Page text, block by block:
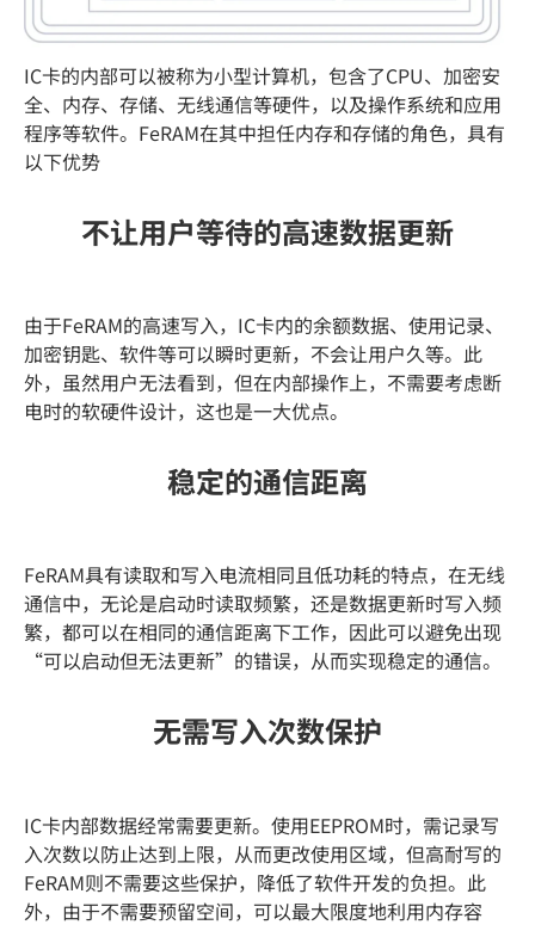
IC卡的内部可以被称为小型计算机，包含了CPU、加密安
全、内存、存储、无线通信等硬件，以及操作系统和应用
程序等软件。FeRAM在其中担任内存和存储的角色，具有
以下优势
不让用户等待的高速数据更新
由于FeRAM的高速写入，IC卡内的余额数据、使用记录、
加密钥匙、软件等可以瞬时更新，不会让用户久等。此
外，虽然用户无法看到，但在内部操作上，不需要考虑断
电时的软硬件设计，这也是一大优点。
稳定的通信距离
FeRAM具有读取和写入电流相同且低功耗的特点，在无线
通信中，无论是启动时读取频繁，还是数据更新时写入频
繁，都可以在相同的通信距离下工作，因此可以避免出现
“可以启动但无法更新”的错误，从而实现稳定的通信。
无需写入次数保护
IC卡内部数据经常需要更新。使用EEPROM时，需记录写
入次数以防止达到上限，从而更改使用区域，但高耐写的
FeRAM则不需要这些保护，降低了软件开发的负担。此
外，由于不需要预留空间，可以最大限度地利用内存容